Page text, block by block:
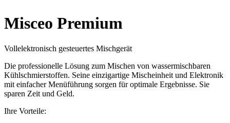
Misceo Premium
Vollelektronisch gesteuertes Mischgerät
Die professionelle Lösung zum Mischen von wassermischbaren
Kühlschmierstoffen. Seine einzigartige Mischeinheit und Elektronik
mit einfacher Menüführung sorgen für optimale Ergebnisse. Sie
sparen Zeit und Geld.
Ihre Vorteile: